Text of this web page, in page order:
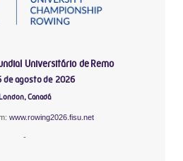
Universitário de Remo
de agosto de 2026
Canadá
www.rowing2026.fisu.net
-